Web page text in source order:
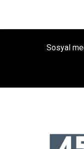
Sosyal